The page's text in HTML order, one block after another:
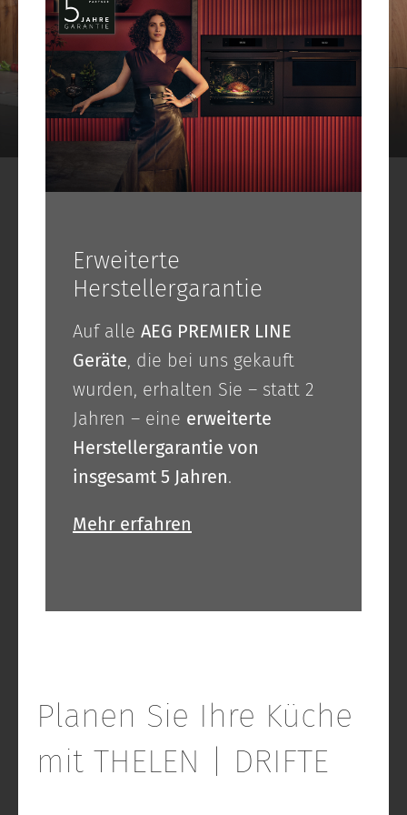
Erweiterte
Herstellergarantie
Auf alle AEG PREMIER LINE
Geräte, die bei uns gekauft
wurden, erhalten Sie – statt 2
Jahren – eine erweiterte
Herstellergarantie von
insgesamt 5 Jahren.
Mehr erfahren
Planen Sie Ihre Küche
mit THELEN | DRIFTE